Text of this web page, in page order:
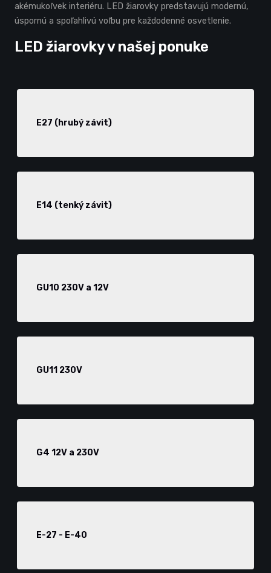
akémukoľvek interiéru. LED žiarovky predstavujú modernú,
úspornú a spoľahlivú voľbu pre každodenné osvetlenie.
LED žiarovky v našej ponuke
E27 (hrubý závit)
E14 (tenký závit)
GU10 230V a 12V
GU11 230V
G4 12V a 230V
E-27 - E-40